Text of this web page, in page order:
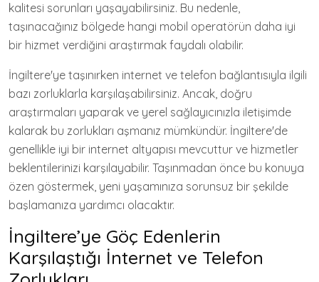
kalitesi sorunları yaşayabilirsiniz. Bu nedenle,
taşınacağınız bölgede hangi mobil operatörün daha iyi
bir hizmet verdiğini araştırmak faydalı olabilir.
İngiltere'ye taşınırken internet ve telefon bağlantısıyla ilgili
bazı zorluklarla karşılaşabilirsiniz. Ancak, doğru
araştırmaları yaparak ve yerel sağlayıcınızla iletişimde
kalarak bu zorlukları aşmanız mümkündür. İngiltere'de
genellikle iyi bir internet altyapısı mevcuttur ve hizmetler
beklentilerinizi karşılayabilir. Taşınmadan önce bu konuya
özen göstermek, yeni yaşamınıza sorunsuz bir şekilde
başlamanıza yardımcı olacaktır.
İngiltere’ye Göç Edenlerin
Karşılaştığı İnternet ve Telefon